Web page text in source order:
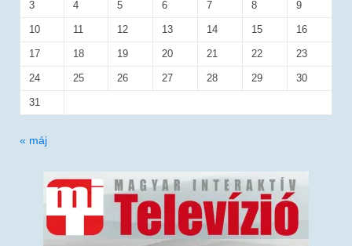
3 4 5 6 7 8 9
10 11 12 13 14 15 16
17 18 19 20 21 22 23
24 25 26 27 28 29 30
31
« máj